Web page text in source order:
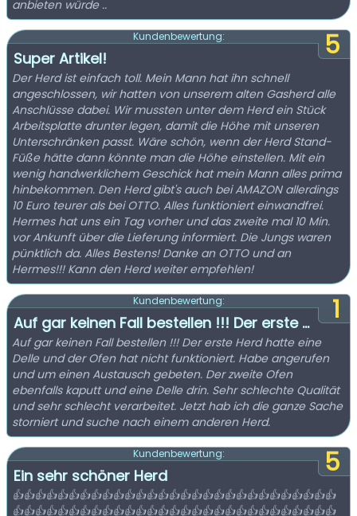
anbieten würde ..
5
Kundenbewertung:
Super Artikel!
Der Herd ist einfach toll. Mein Mann hat ihn schnell
angeschlossen, wir hatten von unserem alten Gasherd alle
Anschlüsse dabei. Wir mussten unter dem Herd ein Stück
Arbeitsplatte drunter legen, damit die Höhe mit unseren
Unterschränken passt. Wäre schön, wenn der Herd Stand-
Füße hätte dann könnte man die Höhe einstellen. Mit ein
wenig handwerklichem Geschick hat mein Mann alles prima
hinbekommen. Den Herd gibt's auch bei AMAZON allerdings
10 Euro teurer als bei OTTO. Alles funktioniert einwandfrei.
Hermes hat uns ein Tag vorher und das zweite mal 10 Min.
vor Ankunft über die Lieferung informiert. Die Jungs waren
pünktlich da. Alles Bestens! Danke an OTTO und an
Hermes!!! Kann den Herd weiter empfehlen!
1
Kundenbewertung:
Auf gar keinen Fall bestellen !!! Der erste ...
Auf gar keinen Fall bestellen !!! Der erste Herd hatte eine
Delle und der Ofen hat nicht funktioniert. Habe angerufen
und um einen Austausch gebeten. Der zweite Ofen
ebenfalls kaputt und eine Delle drin. Sehr schlechte Qualität
und sehr schlecht verarbeitet. Jetzt hab ich die ganze Sache
storniert und suche nach einem anderen Herd.
5
Kundenbewertung:
Ein sehr schöner Herd
👍👍👍👍👍👍👍👍👍👍👍👍👍👍👍👍👍👍👍👍👍👍👍👍👍👍👍👍👍
👍👍👍👍👍👍👍👍👍👍👍👍👍👍👍👍👍👍👍👍👍👍👍👍👍👍👍👍👍